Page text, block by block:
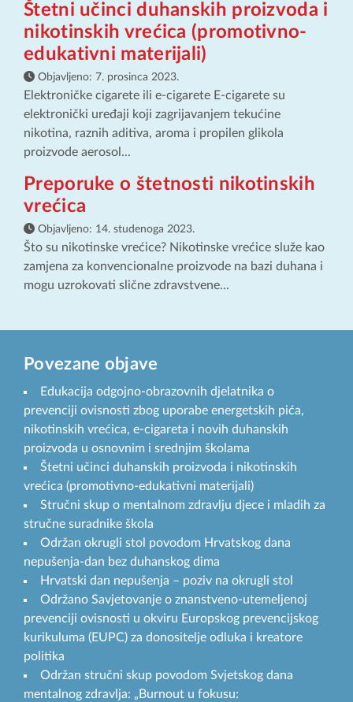
Štetni učinci duhanskih proizvoda i
nikotinskih vrećica (promotivno-
edukativni materijali)
Objavljeno: 7. prosinca 2023.
Elektroničke cigarete ili e-cigarete E-cigarete su
elektronički uređaji koji zagrijavanjem tekućine
nikotina, raznih aditiva, aroma i propilen glikola
proizvode aerosol...
Preporuke o štetnosti nikotinskih
vrećica
Objavljeno: 14. studenoga 2023.
Što su nikotinske vrećice? Nikotinske vrećice služe kao
zamjena za konvencionalne proizvode na bazi duhana i
mogu uzrokovati slične zdravstvene...
Povezane objave
Edukacija odgojno-obrazovnih djelatnika o
prevenciji ovisnosti zbog uporabe energetskih pića,
nikotinskih vrećica, e-cigareta i novih duhanskih
proizvoda u osnovnim i srednjim školama
Štetni učinci duhanskih proizvoda i nikotinskih
vrećica (promotivno-edukativni materijali)
Stručni skup o mentalnom zdravlju djece i mladih za
stručne suradnike škola
Održan okrugli stol povodom Hrvatskog dana
nepušenja-dan bez duhanskog dima
Hrvatski dan nepušenja – poziv na okrugli stol
Održano Savjetovanje o znanstveno-utemeljenoj
prevenciji ovisnosti u okviru Europskog prevencijskog
kurikuluma (EUPC) za donositelje odluka i kreatore
politika
Održan stručni skup povodom Svjetskog dana
mentalnog zdravlja: „Burnout u fokusu: